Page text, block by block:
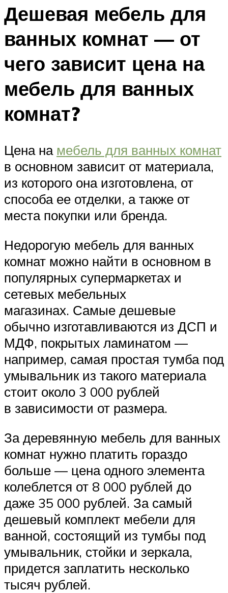
Дешевая мебель для
ванных комнат — от
чего зависит цена на
мебель для ванных
комнат?
Цена на мебель для ванных комнат
в основном зависит от материала,
из которого она изготовлена, от
способа ее отделки, а также от
места покупки или бренда.
Недорогую мебель для ванных
комнат можно найти в основном в
популярных супермаркетах и ​​
сетевых мебельных
магазинах. Самые дешевые
обычно изготавливаются из ДСП и
МДФ, покрытых ламинатом —
например, самая простая тумба под
умывальник из такого материала
стоит около 3 000 рублей
в зависимости от размера.
За деревянную мебель для ванных
комнат нужно платить гораздо
больше — цена одного элемента
колеблется от 8 000 рублей до
даже 35 000 рублей. За самый
дешевый комплект мебели для
ванной, состоящий из тумбы под
умывальник, стойки и зеркала,
придется заплатить несколько
тысяч рублей.